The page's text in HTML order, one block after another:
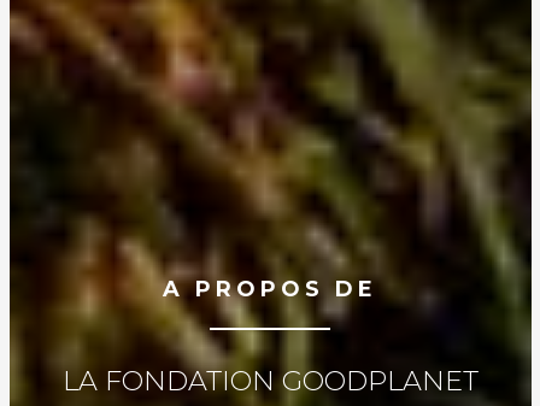
A PROPOS DE
LA FONDATION GOODPLANET